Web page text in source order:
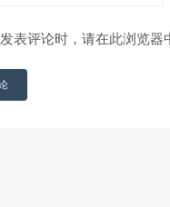
发表评论时，请在此浏览